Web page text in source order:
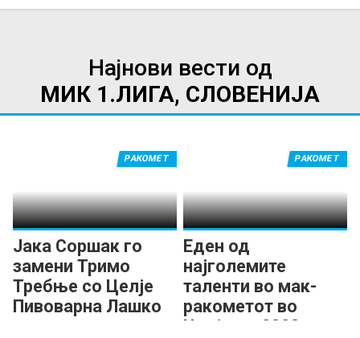
Најнови вести од
МИК 1.ЛИГА, СЛОВЕНИЈА
Јака Соршак го
замени Тримо
Требње со Целје
Пивоварна Лашко
РАКОМЕТ
Еден од
најголемите
таленти во мак-
ракометот во
Целје до 2028
РАКОМЕТ